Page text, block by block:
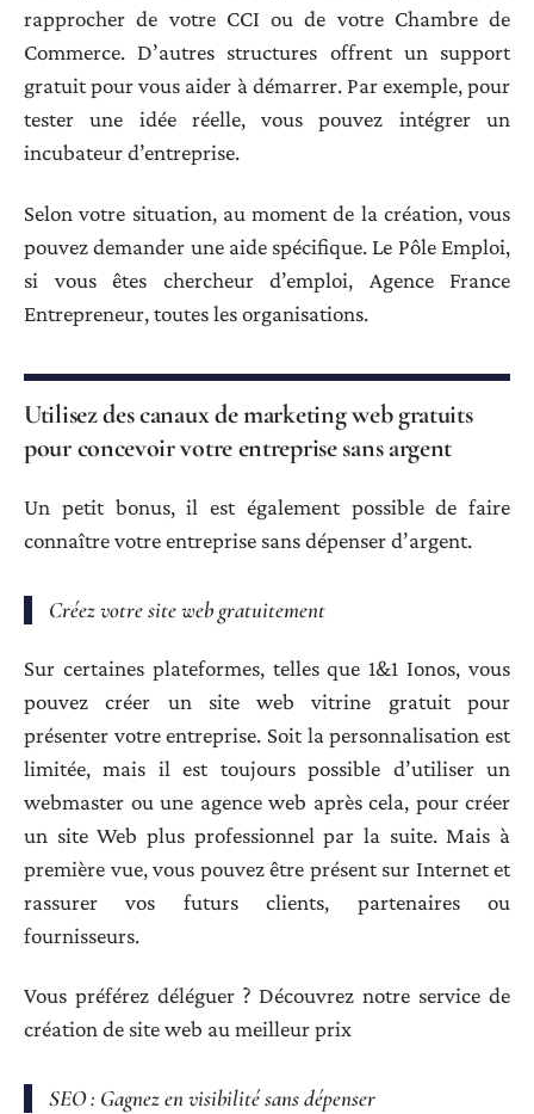
rapprocher de votre CCI ou de votre Chambre de
Commerce. D’autres structures offrent un support
gratuit pour vous aider à démarrer. Par exemple, pour
tester une idée réelle, vous pouvez intégrer un
incubateur d’entreprise.
Selon votre situation, au moment de la création, vous
pouvez demander une aide spécifique. Le Pôle Emploi,
si vous êtes chercheur d’emploi, Agence France
Entrepreneur, toutes les organisations.
Utilisez des canaux de marketing web gratuits
pour concevoir votre entreprise sans argent
Un petit bonus, il est également possible de faire
connaître votre entreprise sans dépenser d’argent.
Créez votre site web gratuitement
Sur certaines plateformes, telles que 1&1 Ionos, vous
pouvez créer un site web vitrine gratuit pour
présenter votre entreprise. Soit la personnalisation est
limitée, mais il est toujours possible d’utiliser un
webmaster ou une agence web après cela, pour créer
un site Web plus professionnel par la suite. Mais à
première vue, vous pouvez être présent sur Internet et
rassurer vos futurs clients, partenaires ou
fournisseurs.
Vous préférez déléguer ? Découvrez notre service de
création de site web au meilleur prix
SEO : Gagnez en visibilité sans dépenser